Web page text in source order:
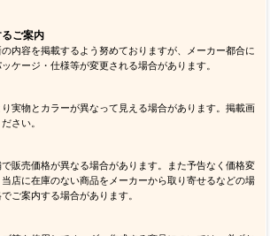
ご案内
内容を掲載するよう努めておりますが、メーカー都合に
ケージ・仕様等が変更される場合があります。
実物とカラーが異なって見える場合があります。掲載画
さい。
販売価格が異なる場合があります。また予告なく価格変
店に在庫のない商品をメーカーから取り寄せるなどの場
ご案内する場合があります。